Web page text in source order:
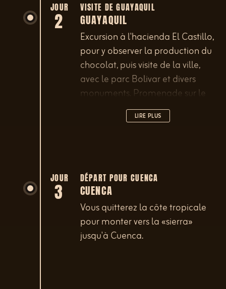
JOUR
2
VISITE DE GUAYAQUIL
GUAYAQUIL
Excursion à l'hacienda El Castillo,
pour y observer la production du
chocolat, puis visite de la ville,
avec le parc Bolivar et divers
monuments. Promenade sur le
«malecón» et montée au Cerro
LIRE PLUS
JOUR
3
DÉPART POUR CUENCA
CUENCA
Vous quitterez la côte tropicale
pour monter vers la «sierra»
jusqu'à Cuenca.